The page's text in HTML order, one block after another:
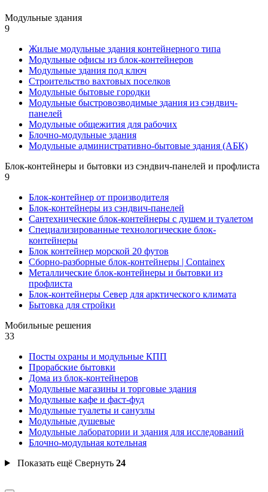
Модульные здания
9
Жилые модульные здания контейнерного типа
Модульные офисы из блок-контейнеров
Модульные здания под ключ
Строительство вахтовых поселков
Модульные бытовые городки
Модульные быстровозводимые здания из сэндвич-
панелей
Модульные общежития для рабочих
Блочно-модульные здания
Модульные административно-бытовые здания (АБК)
Блок-контейнеры и бытовки из сэндвич-панелей и профлиста
9
Блок-контейнер от производителя
Блок-контейнеры из сэндвич-панелей
Сантехнические блок-контейнеры с душем и туалетом
Специализированные технологические блок-
контейнеры
Блок контейнер морской 20 футов
Сборно-разборные блок-контейнеры | Containex
Металлические блок-контейнеры и бытовки из
профлиста
Блок-контейнеры Север для арктического климата
Бытовка для стройки
Мобильные решения
33
Посты охраны и модульные КПП
Прорабские бытовки
Дома из блок-контейнеров
Модульные магазины и торговые здания
Модульные кафе и фаст-фуд
Модульные туалеты и санузлы
Модульные душевые
Модульные лаборатории и здания для исследований
Блочно-модульная котельная
Показать ещё Свернуть 24